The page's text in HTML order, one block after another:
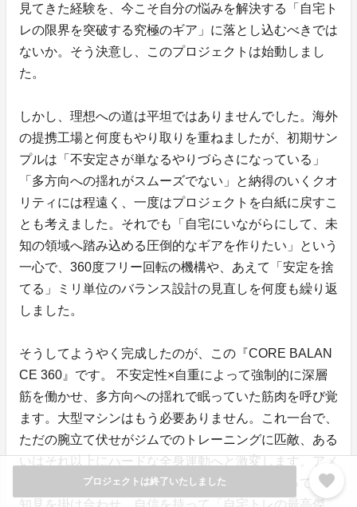
プロジェクトは終了いたしました favorite
見てきた経験を、今こそ自分の悩みを解決する「自宅ト
レの限界を突破する究極のギア」に落とし込むべきでは
ないか。そう決意し、このプロジェクトは始動しまし
た。
しかし、理想への道は平坦ではありませんでした。海外
の提携工場と何度もやり取りを重ねましたが、初期サン
プルは「不安定さが単なるやりづらさになっている」
「多方向への揺れがスムーズでない」と納得のいくクオ
リティには程遠く、一度はプロジェクトを白紙に戻すこ
とも考えました。それでも「自宅にいながらにして、未
知の領域へ踏み込める圧倒的なギアを作りたい」という
一心で、360度フリー回転の機構や、あえて「安定を捨
てる」ミリ単位のバランス設計の見直しを何度も繰り返
しました。
そうしてようやく完成したのが、この『CORE BALAN
CE 360』です。 不安定性×自重によって強制的に深層
筋を働かせ、多方向への揺れで眠っていた筋肉を呼び覚
ます。大型マシンはもう必要ありません。これ一台で、
ただの腕立て伏せがジムでのトレーニングに匹敵、ある
いはそれ以上にハードな全身運動へと激変します。アメ
リカでの経験と、数多くのプロダクトに向き合ってきた
知見を掛け合わせ、自信を持って「自宅トレの最高傑